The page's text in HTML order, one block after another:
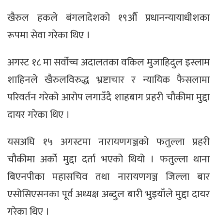
खैरुल हकले बंगलादेशको १९औँ प्रधानन्यायाधीशका
रूपमा सेवा गरेका थिए ।
अगस्ट १८ मा सर्वोच्च अदालतका वकिल मुजाहिदुल इस्लाम
शाहिनले खैरुलविरुद्ध भ्रष्टाचार र न्यायिक फैसलामा
परिवर्तन गरेको आरोप लगाउँदै शाहबाग प्रहरी चौकीमा मुद्दा
दायर गरेका थिए ।
यसअघि १५ अगस्टमा नारायणगञ्जको फतुल्ला प्रहरी
चौकीमा अर्को मुद्दा दर्ता भएको थियो । फतुल्ला थाना
बिएनपीका महासचिव तथा नारायणगञ्ज जिल्ला बार
एसोसिएसनका पूर्व अध्यक्ष अब्दुल बारी भुइयाँले मुद्दा दायर
गरेका थिए ।